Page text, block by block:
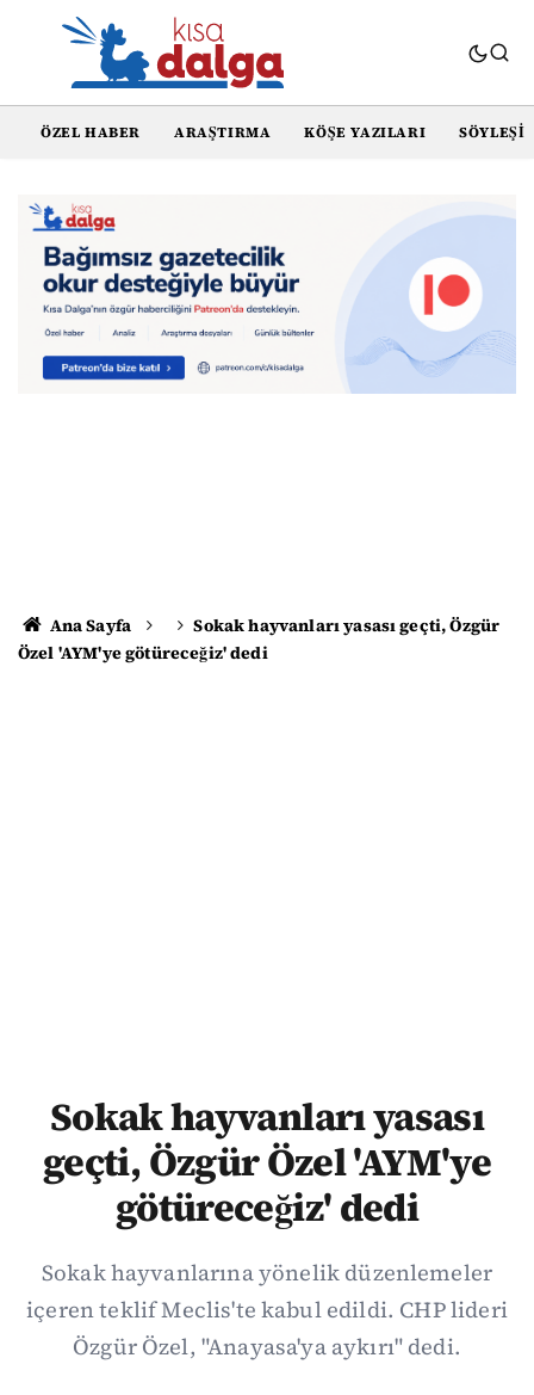
ÖZEL HABER ARAŞTIRMA KÖŞE YAZILARI SÖYLEŞI
Ana Sayfa
Sokak hayvanları yasası geçti, Özgür
Özel 'AYM'ye götüreceğiz' dedi
Sokak hayvanları yasası
geçti, Özgür Özel 'AYM'ye
götüreceğiz' dedi
Sokak hayvanlarına yönelik düzenlemeler
içeren teklif Meclis'te kabul edildi. CHP lideri
Özgür Özel, "Anayasa'ya aykırı" dedi.